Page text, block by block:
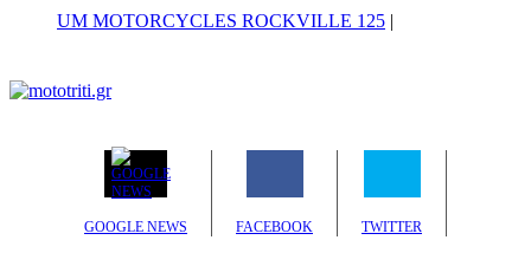
UM MOTORCYCLES ROCKVILLE 125 |
GOOGLE NEWS FACEBOOK TWITTER